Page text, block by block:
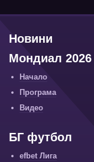
Новини
Мондиал 2026
Начало
Програма
Видео
БГ футбол
efbet Лига